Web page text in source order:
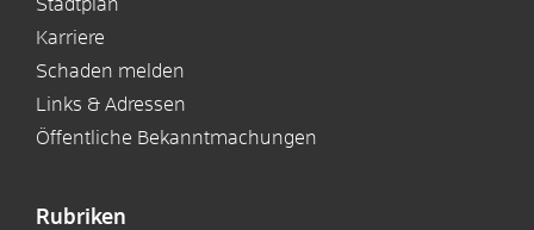
Stadtplan
Karriere
Schaden melden
Links & Adressen
Öffentliche Bekanntmachungen
Rubriken